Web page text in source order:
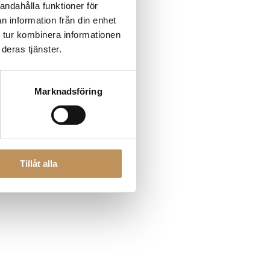
funktioner för
information från din enhet
kombinera informationen
tjänster.
Marknadsföring
Tillåt alla
information).